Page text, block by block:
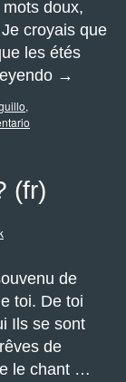
doux,
croyais que
les étés
→
,
(fr)
de
toi. De toi
Ils se sont
de
le chant …